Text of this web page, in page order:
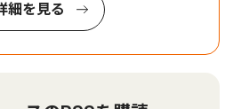
細を見る